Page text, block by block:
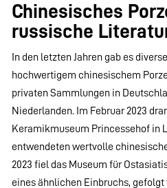
Chinesisches
russische
In den letzten Jahren gab es
hochwertigem chinesischem
privaten Sammlungen in
Niederlanden. Im Februar 2023
Keramikmuseum Princessehof in
entwendeten wertvolle
2023 fiel das Museum für
eines ähnlichen Einbruchs,